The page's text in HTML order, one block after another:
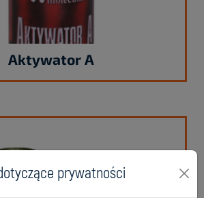
Aktywator A
prywatności